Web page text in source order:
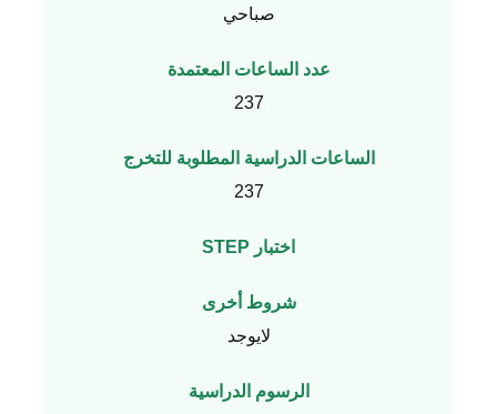
صباحي
عدد الساعات المعتمدة
237
الساعات الدراسية المطلوبة للتخرج
237
اختبار STEP
شروط أخرى
لايوجد
الرسوم الدراسية